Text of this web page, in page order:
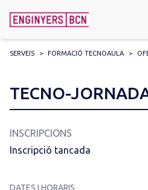
for:
SERVEIS > FORMACIÓ TECNOAULA >
TECNO-
INSCRIPCIONS
Inscripció tancada
DATES I HORARIS